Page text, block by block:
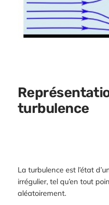
turbulence
La turbulence est l’état
irrégulier, tel qu’en tout
aléatoirement.